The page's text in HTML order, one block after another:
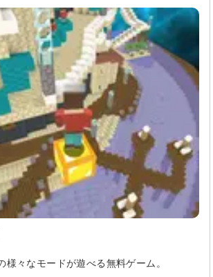
様々なモードが遊べる無料ゲーム。